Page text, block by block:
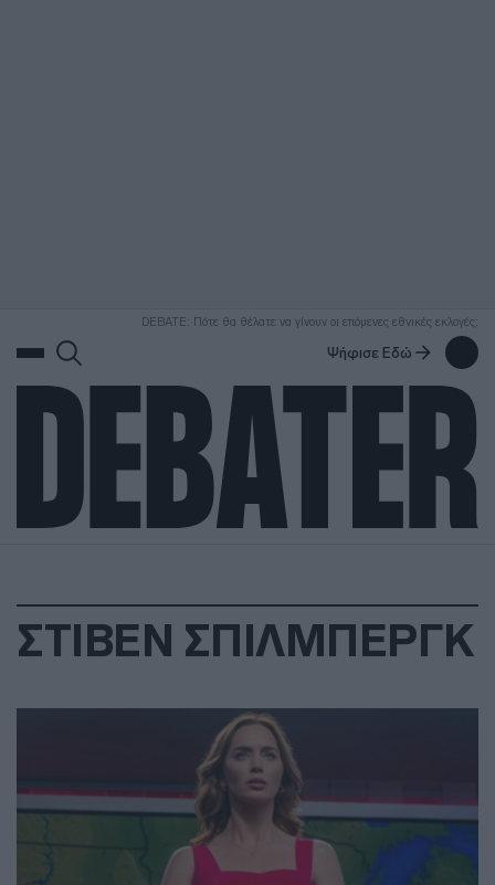
DEBATE: Πότε θα θέλατε να γίνουν οι επόμενες εθνικές εκλογές;
Ψήφισε Εδώ
ΣΤΙΒΕΝ ΣΠΙΛΜΠΕΡΓΚ